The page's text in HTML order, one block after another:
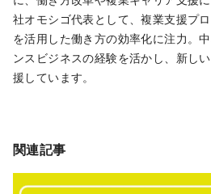
社オモシゴ代表として、複業支援プ
を活用した働き方の効率化に注力。
ンスビジネスの経験を活かし、新し
援しています。
関連記事